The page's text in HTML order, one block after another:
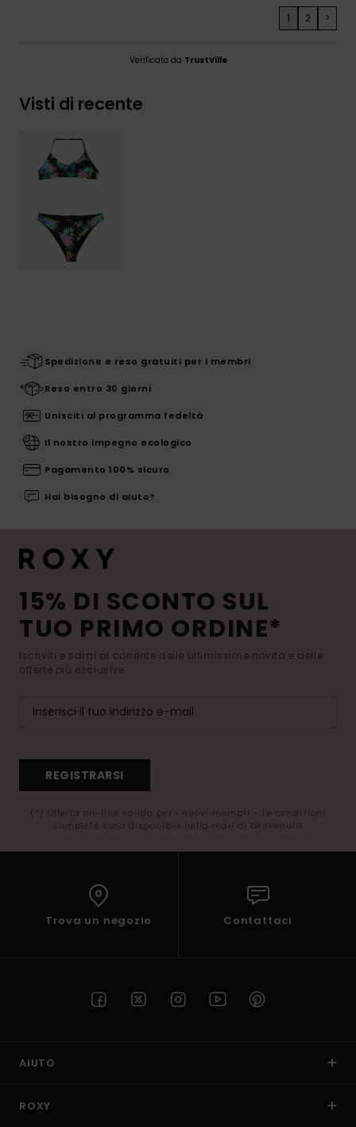
1 2 >
Verificato da TrustVille
Visti di recente
Spedizione e reso gratuiti per i membri
Reso entro 30 giorni
Unisciti al programma fedeltà
Il nostro impegno ecologico
Pagamento 100% sicuro
Hai bisogno di aiuto?
15% DI SCONTO SUL
TUO PRIMO ORDINE*
Iscriviti e sarai al corrente delle ultimissime novità e delle
offerte più esclusive.
REGISTRARSI
(*) Offerta on-line valida per i nuovi membri - Le condizioni
complete sono disponibili nella mail di benvenuto
Trova un negozio Contattaci
AIUTO
ROXY